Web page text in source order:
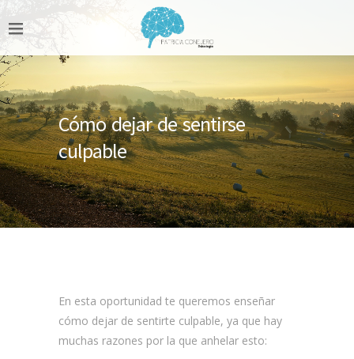
Cómo dejar de sentirse
culpable
En esta oportunidad te queremos enseñar
cómo dejar de sentirte culpable, ya que hay
muchas razones por la que anhelar esto: